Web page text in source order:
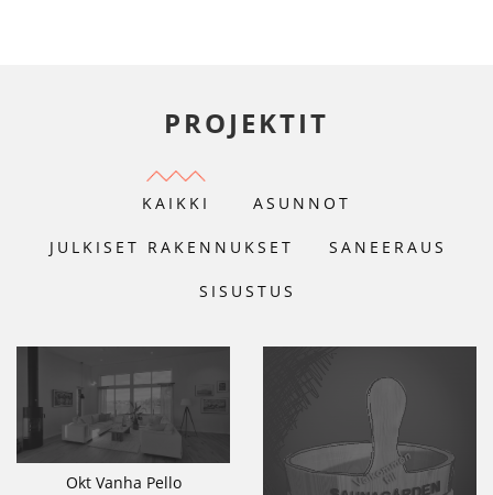
PROJEKTIT
KAIKKI ASUNNOT
JULKISET RAKENNUKSET SANEERAUS
SISUSTUS
Okt Vanha Pello